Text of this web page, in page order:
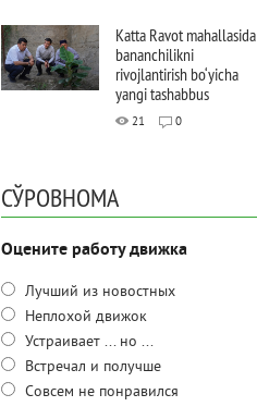
Katta Ravot mahallasida
bananchilikni
rivojlantirish bo‘yicha
yangi tashabbus
21 0
СЎРОВНОМА
Оцените работу движка
Лучший из новостных
Неплохой движок
Устраивает ... но ...
Встречал и получше
Совсем не понравился